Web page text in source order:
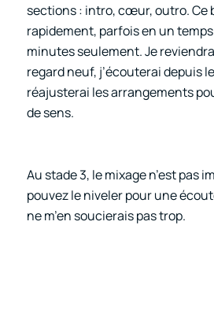
sections : intro, cœur, outro. Ce
rapidement, parfois en un
minutes seulement. Je
regard neuf, j’écouterai depuis
réajusterai les arrangements
de sens.
Au stade 3, le mixage n’est pas
pouvez le niveler pour une
ne m’en soucierais pas trop.